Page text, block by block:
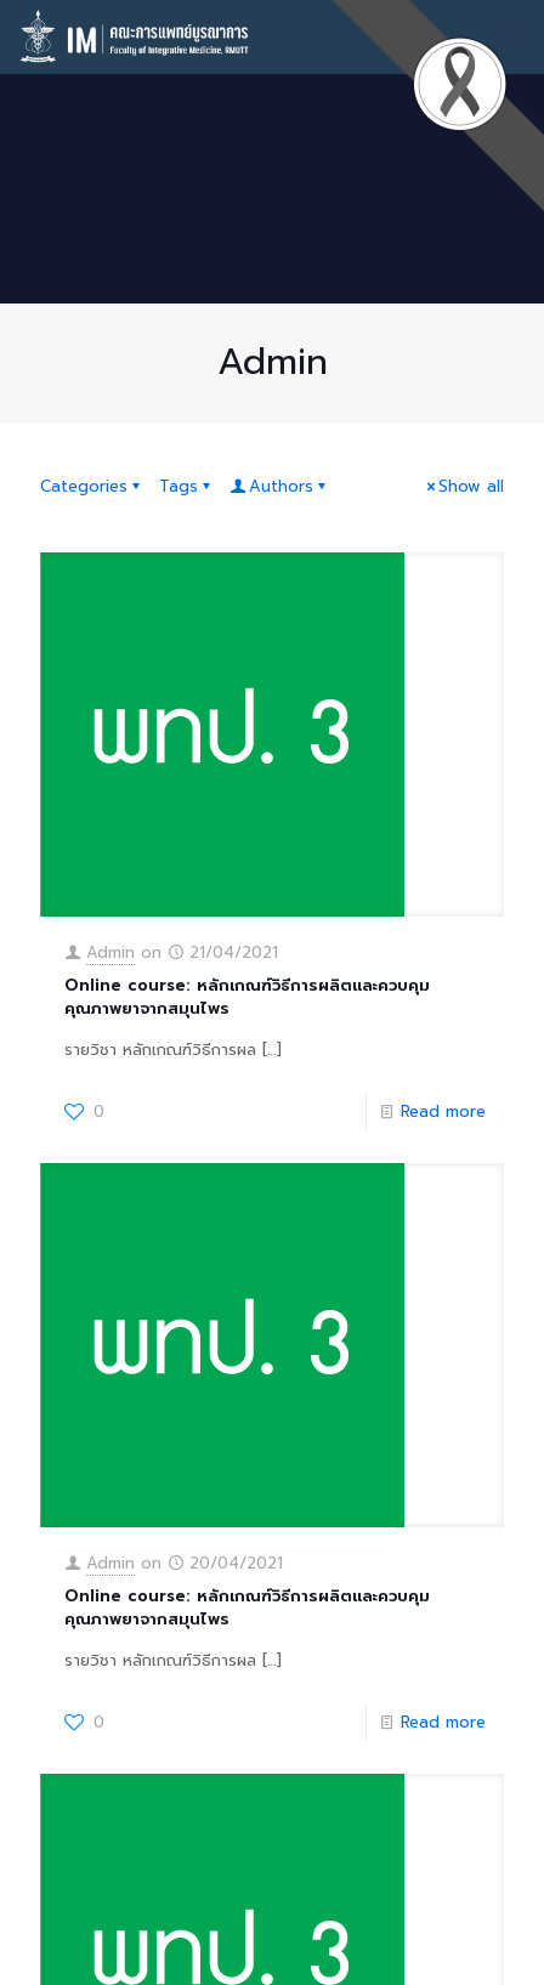
Admin
Categories Tags Authors Show all
Admin on
21/04/2021
Online course: หลักเกณฑ์วิธีการผลิตและควบคุม
คุณภาพยาจากสมุนไพร
รายวิชา หลักเกณฑ์วิธีการผล […]
0 Read more
Admin on
20/04/2021
Online course: หลักเกณฑ์วิธีการผลิตและควบคุม
คุณภาพยาจากสมุนไพร
รายวิชา หลักเกณฑ์วิธีการผล […]
0 Read more